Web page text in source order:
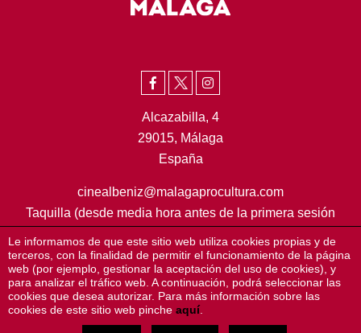
Alcazabilla, 4
29015, Málaga
España
cinealbeniz@malagaprocultura.com
Taquilla (desde media hora antes de la primera sesión
952 22 41 09
Oficina (de lunes a viernes de 09:00 a 15:00h)
Ir a Google Maps
Le informamos de que este sitio web utiliza cookies propias y de
terceros, con la finalidad de permitir el funcionamiento de la página
web (por ejemplo, gestionar la aceptación del uso de cookies), y
para analizar el tráfico web. A continuación, podrá seleccionar las
cookies que desea autorizar. Para más información sobre las
cookies de este sitio web pinche aquí.